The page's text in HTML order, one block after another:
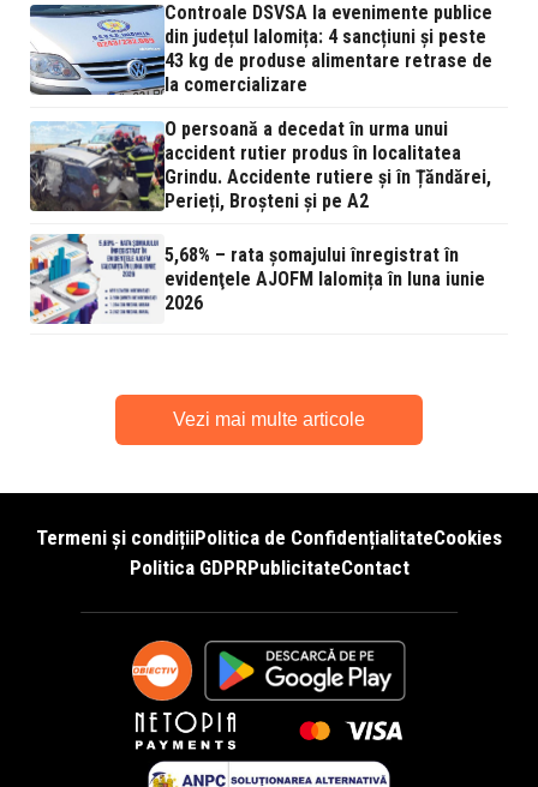
Controale DSVSA la evenimente publice
din județul Ialomița: 4 sancțiuni și peste
43 kg de produse alimentare retrase de
la comercializare
O persoană a decedat în urma unui
accident rutier produs în localitatea
Grindu. Accidente rutiere și în Țăndărei,
Perieți, Broșteni și pe A2
5,68% – rata şomajului înregistrat în
evidenţele AJOFM Ialomița în luna iunie
2026
Vezi mai multe articole
Termeni și condițiiPolitica de ConfidențialitateCookies
Politica GDPRPublicitateContact